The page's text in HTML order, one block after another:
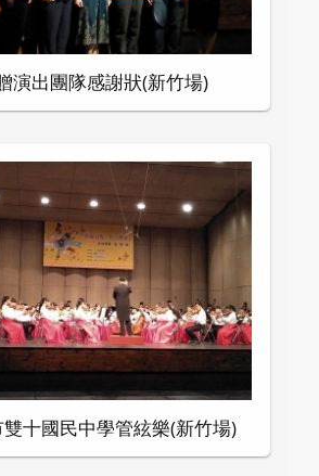
演出團隊感謝狀(新竹場)
十國民中學管絃樂(新竹場)